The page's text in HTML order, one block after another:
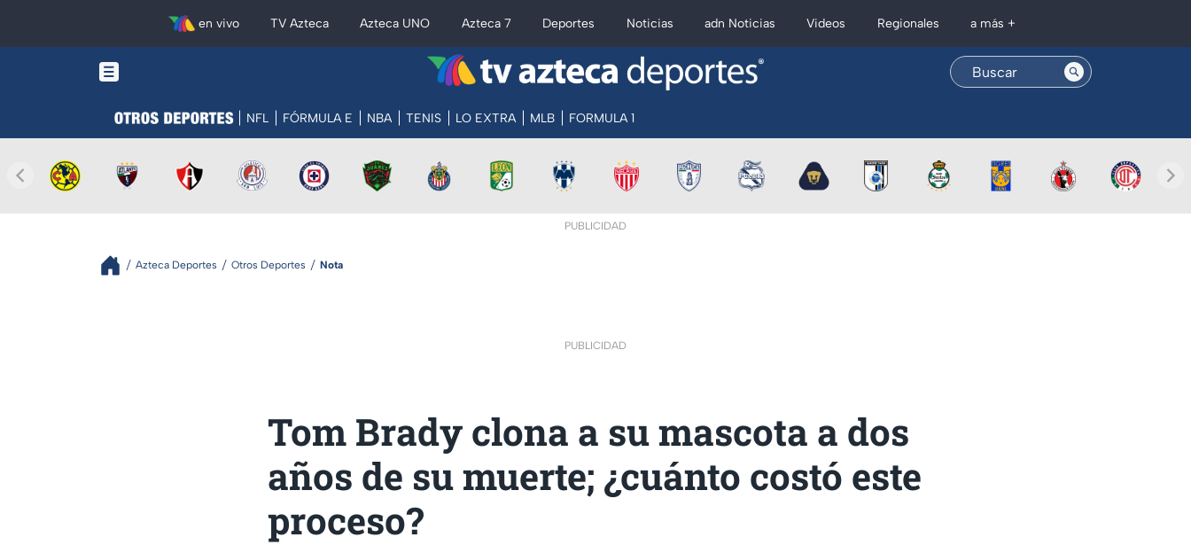
en vivo TV Azteca Azteca UNO Azteca 7 Deportes Noticias adn Noticias Videos Regionales a más +
NFL FÓRMULA E NBA TENIS LO EXTRA MLB FORMULA 1
PUBLICIDAD
Azteca Deportes Otros Deportes Nota
PUBLICIDAD
Tom Brady clona a su mascota a dos
años de su muerte; ¿cuánto costó este
proceso?